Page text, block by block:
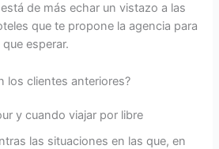
de más echar un vistazo a las
que te propone la agencia para
esperar.
los clientes anteriores?
y cuando viajar por libre
las situaciones en las que, en